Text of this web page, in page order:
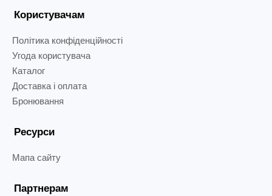
Користувачам
Політика конфіденційності
Угода користувача
Каталог
Доставка і оплата
Бронювання
Ресурси
Мапа сайту
Партнерам